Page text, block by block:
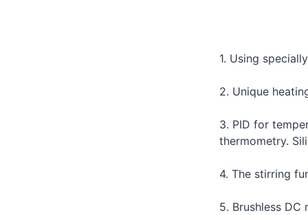
1. Using
2. Unique
3. PID for
thermometry.
4. The stirring
5. Brushless